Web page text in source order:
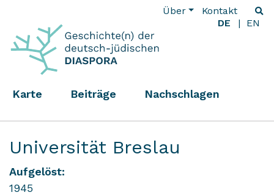
Über
Kontakt
DE
EN
Karte Beiträge Nachschlagen
Universität Breslau
Aufgelöst:
1945